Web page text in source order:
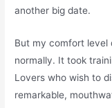
another big date.
But my comfort level
normally. It took
Lovers who wish to
remarkable,